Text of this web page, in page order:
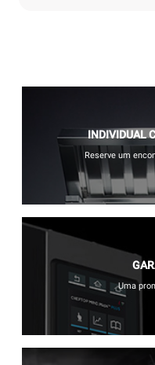
INDIVIDUAL
Reserve um
Uma